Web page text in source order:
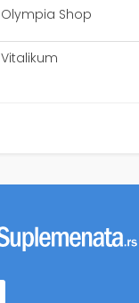
Olympia Shop
Vitalikum